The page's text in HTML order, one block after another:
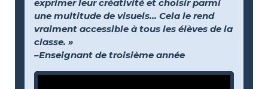
exprimer leur créativité et choisir parmi
une multitude de visuels… Cela le rend
vraiment accessible à tous les élèves de la
classe. »
–Enseignant de troisième année